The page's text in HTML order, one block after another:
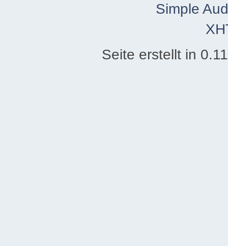
Simple
Seite erstellt in